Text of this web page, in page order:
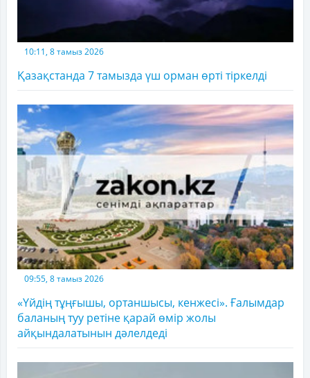
10:11, 8 тамыз 2026
Қазақстанда 7 тамызда үш орман өрті тіркелді
09:55, 8 тамыз 2026
«Үйдің тұңғышы, ортаншысы, кенжесі». Ғалымдар
баланың туу ретіне қарай өмір жолы
айқындалатынын дәлелдеді